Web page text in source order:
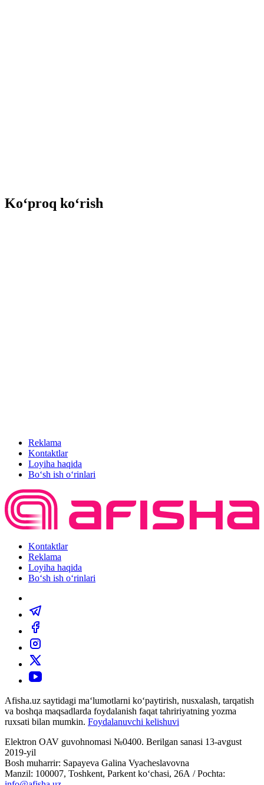
Ko‘proq ko‘rish
Reklama
Kontaktlar
Loyiha haqida
Bo‘sh ish o‘rinlari
Kontaktlar
Reklama
Loyiha haqida
Bo‘sh ish o‘rinlari
Afisha.uz saytidagi ma‘lumotlarni ko‘paytirish, nusxalash, tarqatish
va boshqa maqsadlarda foydalanish faqat tahririyatning yozma
ruxsati bilan mumkin. Foydalanuvchi kelishuvi
Elektron OAV guvohnomasi №0400. Berilgan sanasi 13-avgust
2019-yil
Bosh muharrir: Sapayeva Galina Vyacheslavovna
Manzil: 100007, Toshkent, Parkent ko‘chasi, 26А / Pochta: